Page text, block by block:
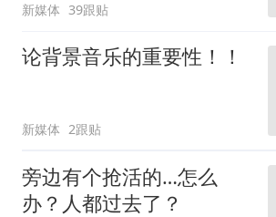
新媒体 39跟贴
论背景音乐的重要性！！
新媒体 2跟贴
旁边有个抢活的…怎么
办？人都过去了？